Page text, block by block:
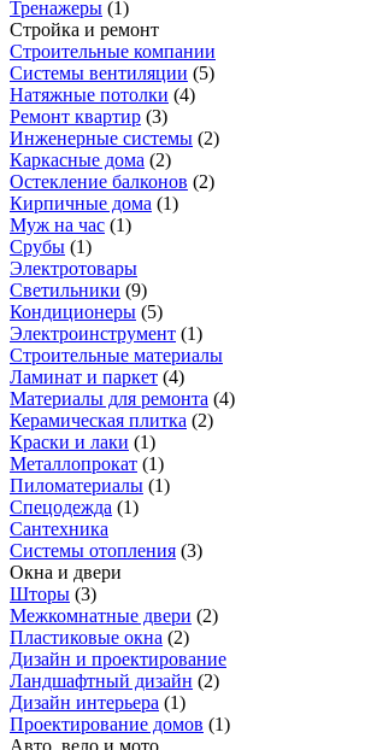
Тренажеры (1)
Стройка и ремонт
Строительные компании
Системы вентиляции (5)
Натяжные потолки (4)
Ремонт квартир (3)
Инженерные системы (2)
Каркасные дома (2)
Остекление балконов (2)
Кирпичные дома (1)
Муж на час (1)
Срубы (1)
Электротовары
Светильники (9)
Кондиционеры (5)
Электроинструмент (1)
Строительные материалы
Ламинат и паркет (4)
Материалы для ремонта (4)
Керамическая плитка (2)
Краски и лаки (1)
Металлопрокат (1)
Пиломатериалы (1)
Спецодежда (1)
Сантехника
Системы отопления (3)
Окна и двери
Шторы (3)
Межкомнатные двери (2)
Пластиковые окна (2)
Дизайн и проектирование
Ландшафтный дизайн (2)
Дизайн интерьера (1)
Проектирование домов (1)